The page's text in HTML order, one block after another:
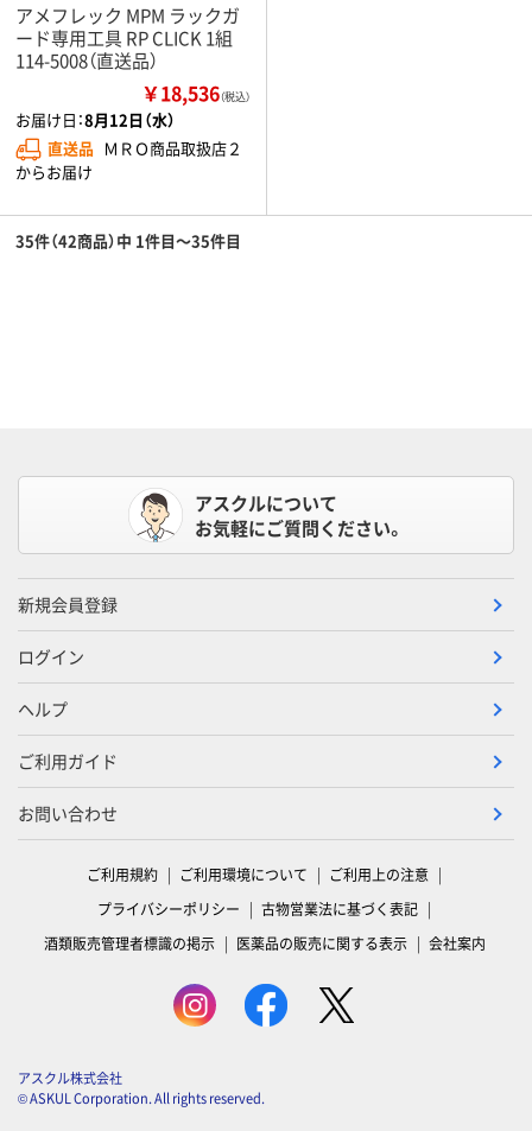
アメフレック MPM ラックガ
ード専用工具 RP CLICK 1組
114-5008（直送品）
￥18,536（税込）
お届け日：8月12日（水）
直送品 ＭＲＯ商品取扱店２
からお届け
35件（42商品）中 1件目～35件目
アスクルについて
お気軽にご質問ください。
新規会員登録
ログイン
ヘルプ
ご利用ガイド
お問い合わせ
ご利用規約 ご利用環境について
ご利用上の注意
プライバシーポリシー
古物営業法に基づく表記
酒類販売管理者標識の掲示
医薬品の販売に関する表示 会社案内
アスクル株式会社
© ASKUL Corporation. All rights reserved.